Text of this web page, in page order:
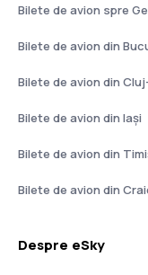
Bilete de avion spre
Bilete de avion din
Bilete de avion din
Bilete de avion din Iași
Bilete de avion din
Bilete de avion din
Despre eSky